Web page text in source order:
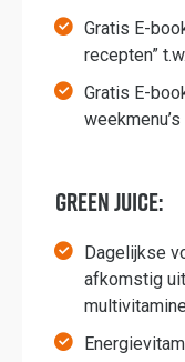
Gratis E-
recepten”
Gratis E-
Green Juice:
Dagelijkse
afkomstig